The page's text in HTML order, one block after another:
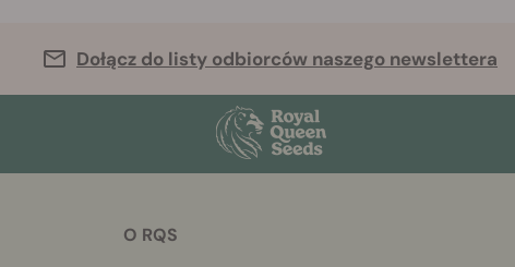
Dołącz do listy odbiorców naszego newslettera
O RQS